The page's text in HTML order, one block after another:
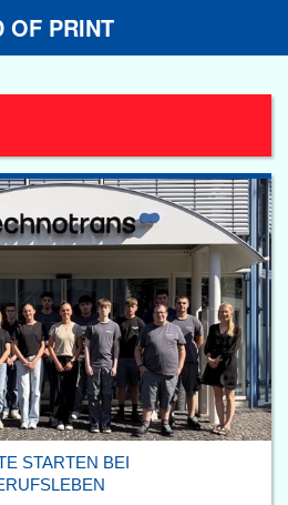
OF PRINT
STARTEN BEI